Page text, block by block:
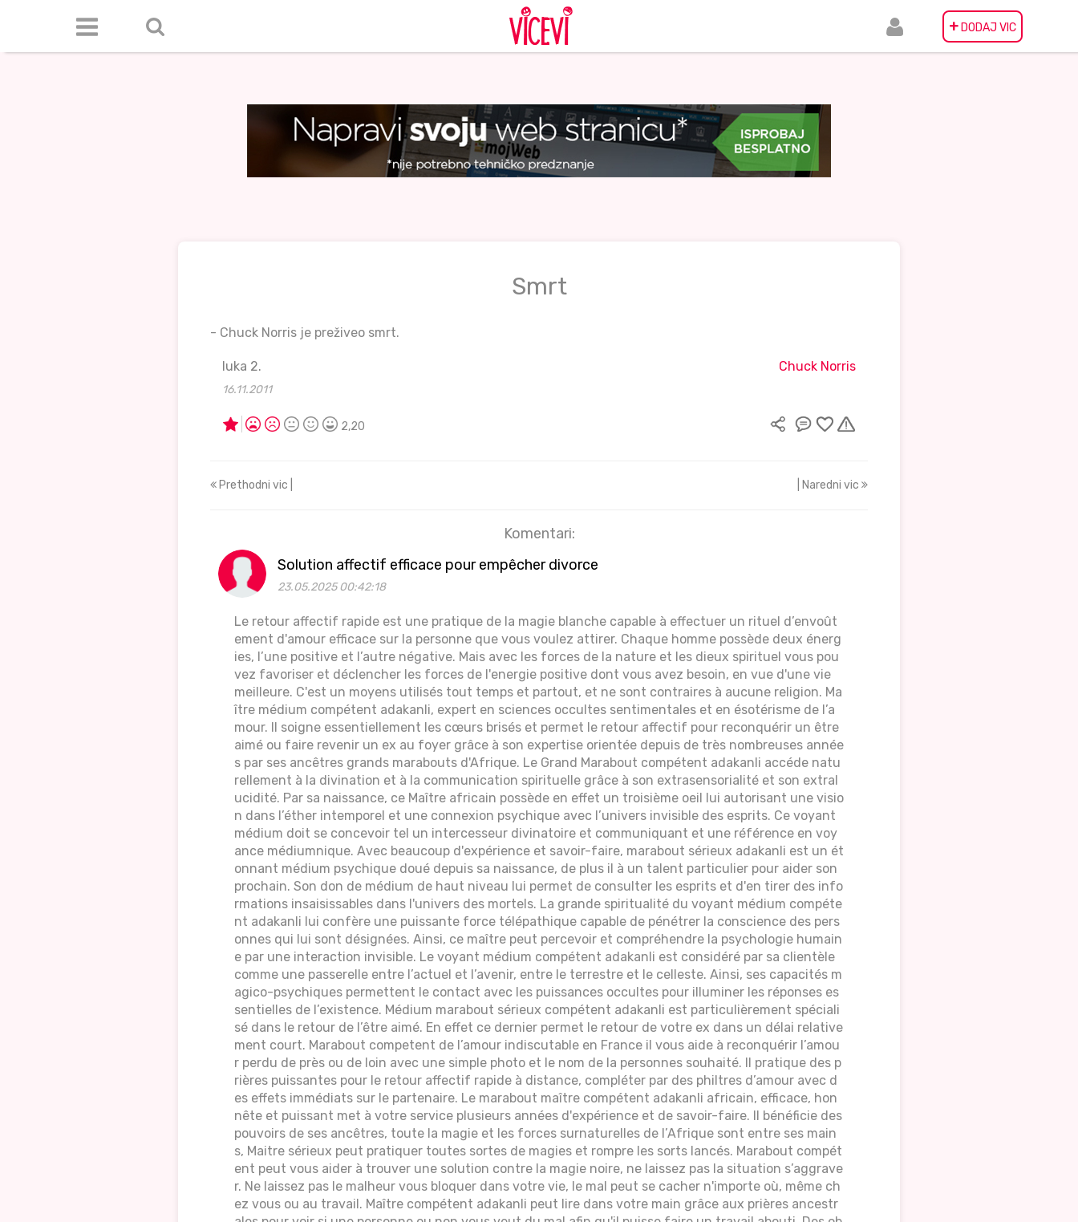
+ DODAJ VIC
Smrt
- Chuck Norris je preživeo smrt.
luka 2.
16.11.2011
Chuck Norris
2,20
Prethodni vic | | Naredni vic
Komentari:
Solution affectif efficace pour empêcher divorce
23.05.2025 00:42:18
Le retour affectif rapide est une pratique de la magie blanche capable à effectuer un rituel d’envoût
ement d'amour efficace sur la personne que vous voulez attirer. Chaque homme possède deux énerg
ies, l’une positive et l’autre négative. Mais avec les forces de la nature et les dieux spirituel vous pou
vez favoriser et déclencher les forces de l'energie positive dont vous avez besoin, en vue d'une vie
meilleure. C'est un moyens utilisés tout temps et partout, et ne sont contraires à aucune religion. Ma
ître médium compétent adakanli, expert en sciences occultes sentimentales et en ésotérisme de l’a
mour. Il soigne essentiellement les cœurs brisés et permet le retour affectif pour reconquérir un être
aimé ou faire revenir un ex au foyer grâce à son expertise orientée depuis de très nombreuses année
s par ses ancêtres grands marabouts d'Afrique. Le Grand Marabout compétent adakanli accéde natu
rellement à la divination et à la communication spirituelle grâce à son extrasensorialité et son extral
ucidité. Par sa naissance, ce Maître africain possède en effet un troisième oeil lui autorisant une visio
n dans l’éther intemporel et une connexion psychique avec l’univers invisible des esprits. Ce voyant
médium doit se concevoir tel un intercesseur divinatoire et communiquant et une référence en voy
ance médiumnique. Avec beaucoup d'expérience et savoir-faire, marabout sérieux adakanli est un ét
onnant médium psychique doué depuis sa naissance, de plus il à un talent particulier pour aider son
prochain. Son don de médium de haut niveau lui permet de consulter les esprits et d'en tirer des info
rmations insaisissables dans l'univers des mortels. La grande spiritualité du voyant médium compéte
nt adakanli lui confère une puissante force télépathique capable de pénétrer la conscience des pers
onnes qui lui sont désignées. Ainsi, ce maître peut percevoir et compréhendre la psychologie humain
e par une interaction invisible. Le voyant médium compétent adakanli est considéré par sa clientèle
comme une passerelle entre l’actuel et l’avenir, entre le terrestre et le celleste. Ainsi, ses capacités m
agico-psychiques permettent le contact avec les puissances occultes pour illuminer les réponses es
sentielles de l’existence. Médium marabout sérieux compétent adakanli est particulièrement spéciali
sé dans le retour de l’être aimé. En effet ce dernier permet le retour de votre ex dans un délai relative
ment court. Marabout competent de l’amour indiscutable en France il vous aide à reconquérir l’amou
r perdu de près ou de loin avec une simple photo et le nom de la personnes souhaité. Il pratique des p
rières puissantes pour le retour affectif rapide à distance, compléter par des philtres d’amour avec d
es effets immédiats sur le partenaire. Le marabout maître compétent adakanli africain, efficace, hon
nête et puissant met à votre service plusieurs années d'expérience et de savoir-faire. Il bénéficie des
pouvoirs de ses ancêtres, toute la magie et les forces surnaturelles de l’Afrique sont entre ses main
s, Maitre sérieux peut pratiquer toutes sortes de magies et rompre les sorts lancés. Marabout compét
ent peut vous aider à trouver une solution contre la magie noire, ne laissez pas la situation s’aggrave
r. Ne laissez pas le malheur vous bloquer dans votre vie, le mal peut se cacher n'importe où, même ch
ez vous ou au travail. Maître compétent adakanli peut lire dans votre main grâce aux prières ancestr